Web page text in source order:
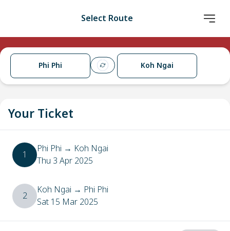
Select Route
Phi Phi Koh Ngai
Your Ticket
1 Phi Phi → Koh Ngai
Thu 3 Apr 2025
2 Koh Ngai → Phi Phi
Sat 15 Mar 2025